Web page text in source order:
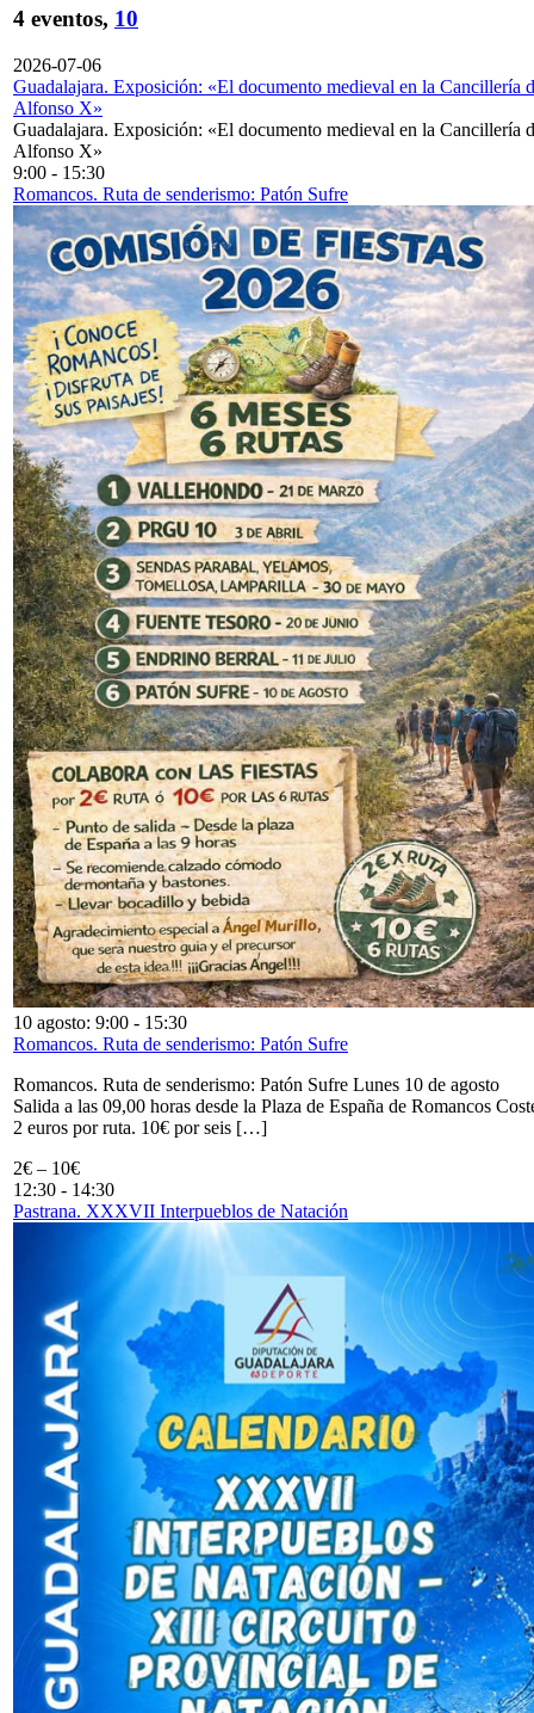
4 eventos, 10
2026-07-06
Guadalajara. Exposición: «El documento medieval en la Cancillería
Alfonso X»
Guadalajara. Exposición: «El documento medieval en la Cancillería
Alfonso X»
9:00 - 15:30
Romancos. Ruta de senderismo: Patón Sufre
10 agosto: 9:00 - 15:30
Romancos. Ruta de senderismo: Patón Sufre
Romancos. Ruta de senderismo: Patón Sufre Lunes 10 de agosto
Salida a las 09,00 horas desde la Plaza de España de Romancos
2 euros por ruta. 10€ por seis […]
2€ – 10€
12:30 - 14:30
Pastrana. XXXVII Interpueblos de Natación